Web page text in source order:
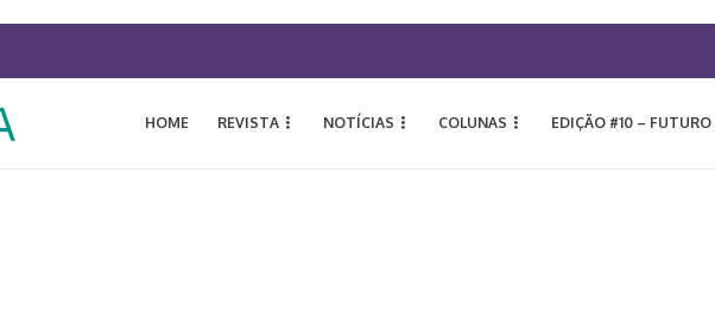
HOME REVISTA NOTÍCIAS COLUNAS EDIÇÃO #10 – FUTURO